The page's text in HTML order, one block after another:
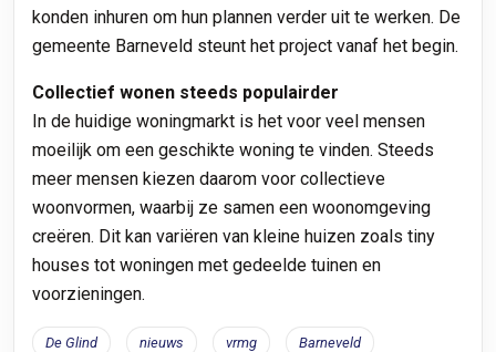
konden inhuren om hun plannen verder uit te werken. De
gemeente Barneveld steunt het project vanaf het begin.
Collectief wonen steeds populairder
In de huidige woningmarkt is het voor veel mensen
moeilijk om een geschikte woning te vinden. Steeds
meer mensen kiezen daarom voor collectieve
woonvormen, waarbij ze samen een woonomgeving
creëren. Dit kan variëren van kleine huizen zoals tiny
houses tot woningen met gedeelde tuinen en
voorzieningen.
De Glind nieuws vrmg Barneveld